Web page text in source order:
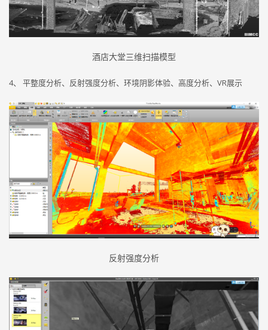
酒店大堂三维扫描模型
4、 平整度分析、反射强度分析、环境阴影体验、高度分析、VR展示
反射强度分析